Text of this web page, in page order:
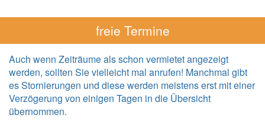
freie Termine
Auch wenn Zeiträume als schon vermietet angezeigt
werden, sollten Sie vielleicht mal anrufen! Manchmal gibt
es Stornierungen und diese werden meistens erst mit einer
Verzögerung von einigen Tagen in die Übersicht
übernommen.